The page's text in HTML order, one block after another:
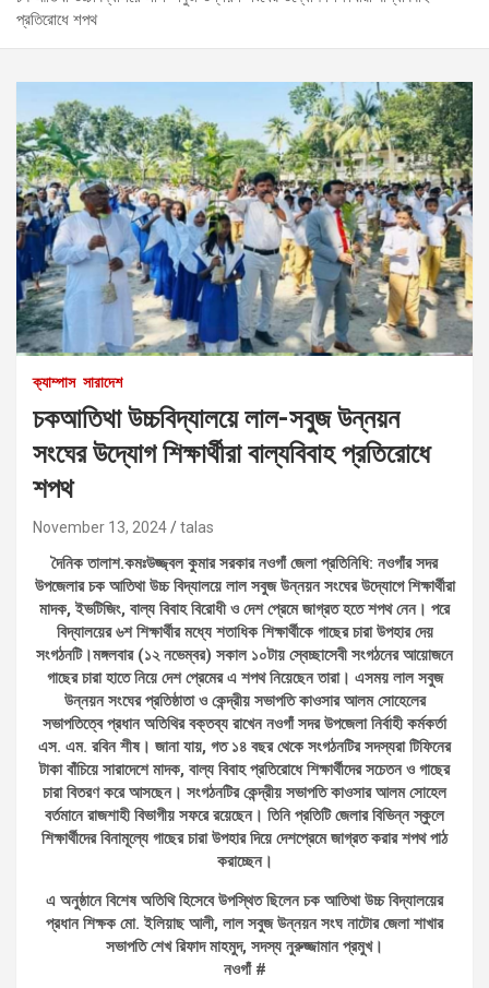
প্রতিরোধে শপথ
ক্যাম্পাস সারাদেশ
চকআতিথা উচ্চবিদ্যালয়ে লাল-সবুজ উন্নয়ন
সংঘের উদ্যোগ শিক্ষার্থীরা বাল্যবিবাহ প্রতিরোধে
শপথ
November 13, 2024 talas
দৈনিক তালাশ.কমঃউজ্জ্বল কুমার সরকার নওগাঁ জেলা প্রতিনিধি: নওগাঁর সদর
উপজেলার চক আতিথা উচ্চ বিদ্যালয়ে লাল সবুজ উন্নয়ন সংঘের উদ্যোগে শিক্ষার্থীরা
মাদক, ইভটিজিং, বাল্য বিবাহ বিরোধী ও দেশ প্রেমে জাগ্রত হতে শপথ নেন। পরে
বিদ্যালয়ের ৬শ শিক্ষার্থীর মধ্যে শতাধিক শিক্ষার্থীকে গাছের চারা উপহার দেয়
সংগঠনটি।মঙ্গলবার (১২ নভেম্বর) সকাল ১০টায় স্বেচ্ছাসেবী সংগঠনের আয়োজনে
গাছের চারা হাতে নিয়ে দেশ প্রেমের এ শপথ নিয়েছেন তারা। এসময় লাল সবুজ
উন্নয়ন সংঘের প্রতিষ্ঠাতা ও কেন্দ্রীয় সভাপতি কাওসার আলম সোহেলের
সভাপতিত্বে প্রধান অতিথির বক্তব্য রাখেন নওগাঁ সদর উপজেলা নির্বাহী কর্মকর্তা
এস. এম. রবিন শীষ। জানা যায়, গত ১৪ বছর থেকে সংগঠনটির সদস্যরা টিফিনের
টাকা বাঁচিয়ে সারাদেশে মাদক, বাল্য বিবাহ প্রতিরোধে শিক্ষার্থীদের সচেতন ও গাছের
চারা বিতরণ করে আসছেন। সংগঠনটির কেন্দ্রীয় সভাপতি কাওসার আলম সোহেল
বর্তমানে রাজশাহী বিভাগীয় সফরে রয়েছেন। তিনি প্রতিটি জেলার বিভিন্ন স্কুলে
শিক্ষার্থীদের বিনামূল্যে গাছের চারা উপহার দিয়ে দেশপ্রেমে জাগ্রত করার শপথ পাঠ
করাচ্ছেন।
এ অনুষ্ঠানে বিশেষ অতিথি হিসেবে উপস্থিত ছিলেন চক আতিথা উচ্চ বিদ্যালয়ের
প্রধান শিক্ষক মো. ইলিয়াছ আলী, লাল সবুজ উন্নয়ন সংঘ নাটোর জেলা শাখার
সভাপতি শেখ রিফাদ মাহমুদ, সদস্য নুরুজ্জামান প্রমুখ।
নওগাঁ #